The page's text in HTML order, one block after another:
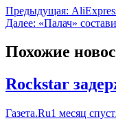
Предыдущая:
Далее: «Палач»
Похожие
Rockstar
Газета.Ru1 месяц